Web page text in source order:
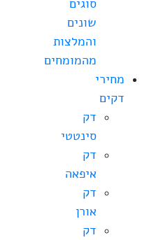
סוגים
שונים
והמלצות
מהמומחים
מחירי
דקים
דק
סינטטי
דק
איפאה
דק
אורן
דק